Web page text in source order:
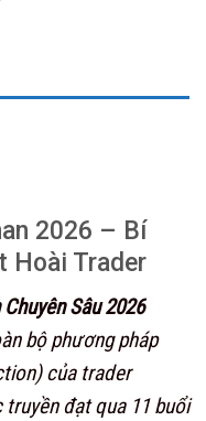
2026 – Bí
Hoài Trader
Sâu 2026
bộ phương pháp
của trader
đạt qua 11 buổi